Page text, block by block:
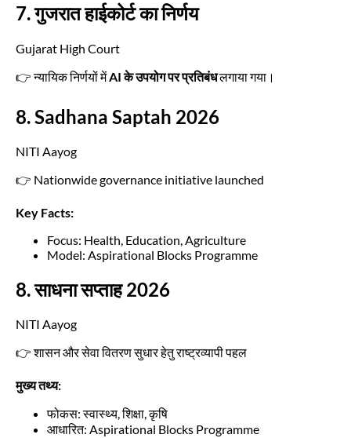
7. गुजरात हाईकोर्ट का निर्णय
Gujarat High Court
👉 न्यायिक निर्णयों मेंAI के उपयोग पर प्रतिबंधलगाया गया।
8. Sadhana Saptah 2026
NITI Aayog
👉 Nationwide governance initiative launched
Key Facts:
Focus: Health, Education, Agriculture
Model: Aspirational Blocks Programme
8. साधना सप्ताह 2026
NITI Aayog
👉 शासन और सेवा वितरण सुधार हेतु राष्ट्रव्यापी पहल
मुख्य तथ्य:
फोकस: स्वास्थ्य, शिक्षा, कृषि
आधारित: Aspirational Blocks Programme